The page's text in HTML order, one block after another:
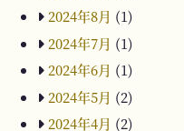
2024年8月 (1)
2024年7月 (1)
2024年6月 (1)
2024年5月 (2)
2024年4月 (2)